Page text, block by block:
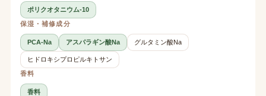
ポリクオタニウム-10
保湿・補修成分
PCA-Na アスパラギン酸Na グルタミン酸Na
ヒドロキシプロピルキトサン
香料
香料